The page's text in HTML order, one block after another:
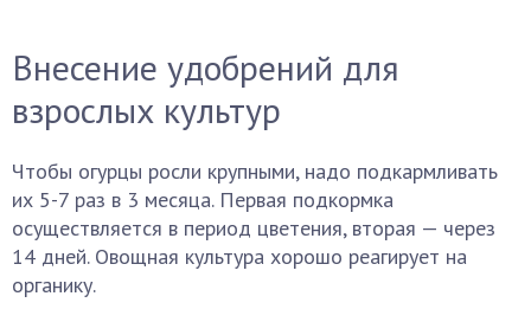
Внесение удобрений для
взрослых культур
Чтобы огурцы росли крупными, надо подкармливать
их 5-7 раз в 3 месяца. Первая подкормка
осуществляется в период цветения, вторая — через
14 дней. Овощная культура хорошо реагирует на
органику.